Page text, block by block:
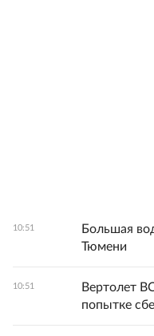
10:51
Большая
Тюмени
10:51
Вертолет
попытке